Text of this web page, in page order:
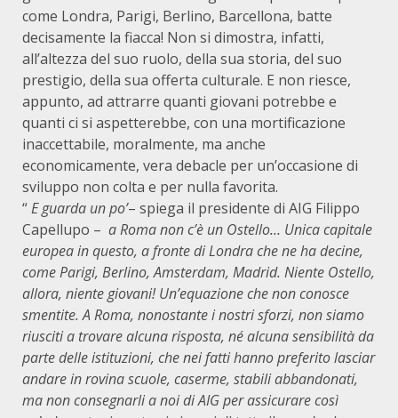
come Londra, Parigi, Berlino, Barcellona, batte
decisamente la fiacca! Non si dimostra, infatti,
all’altezza del suo ruolo, della sua storia, del suo
prestigio, della sua offerta culturale. E non riesce,
appunto, ad attrarre quanti giovani potrebbe e
quanti ci si aspetterebbe, con una mortificazione
inaccettabile, moralmente, ma anche
economicamente, vera debacle per un’occasione di
sviluppo non colta e per nulla favorita.
“E guarda un po’– spiega il presidente di AIG Filippo
Capellupo – a Roma non c’è un Ostello… Unica capitale
europea in questo, a fronte di Londra che ne ha decine,
come Parigi, Berlino, Amsterdam, Madrid. Niente Ostello,
allora, niente giovani! Un’equazione che non conosce
smentite. A Roma, nonostante i nostri sforzi, non siamo
riusciti a trovare alcuna risposta, né alcuna sensibilità da
parte delle istituzioni, che nei fatti hanno preferito lasciar
andare in rovina scuole, caserme, stabili abbandonati,
ma non consegnarli a noi di AIG per assicurare così